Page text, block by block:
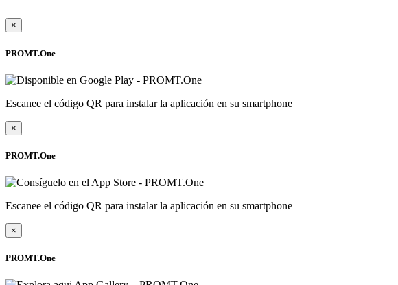
×
PROMT.One
Escanee el código QR para instalar la aplicación en su smartphone
×
PROMT.One
Escanee el código QR para instalar la aplicación en su smartphone
×
PROMT.One